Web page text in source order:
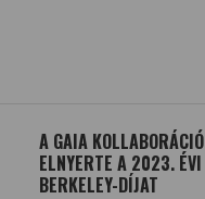
A GAIA KOLLABORÁCIÓ
ELNYERTE A 2023. ÉVI
BERKELEY-DÍJAT